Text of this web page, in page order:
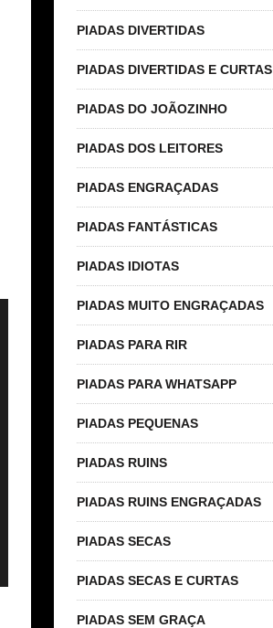
PIADAS DIVERTIDAS
PIADAS DIVERTIDAS E CURTAS
PIADAS DO JOÃOZINHO
PIADAS DOS LEITORES
PIADAS ENGRAÇADAS
PIADAS FANTÁSTICAS
PIADAS IDIOTAS
PIADAS MUITO ENGRAÇADAS
PIADAS PARA RIR
PIADAS PARA WHATSAPP
PIADAS PEQUENAS
PIADAS RUINS
PIADAS RUINS ENGRAÇADAS
PIADAS SECAS
PIADAS SECAS E CURTAS
PIADAS SEM GRAÇA